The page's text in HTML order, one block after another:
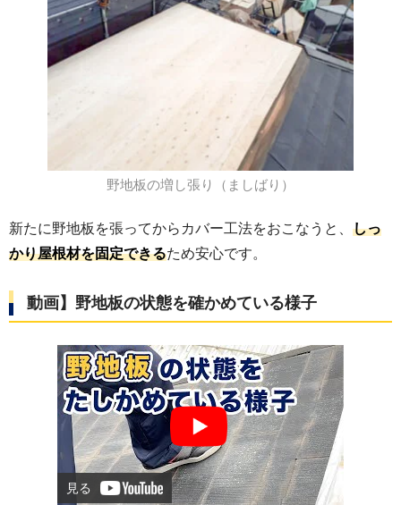
野地板の増し張り（ましばり）
新たに野地板を張ってからカバー工法をおこなうと、 しっ
かり屋根材を固定できるため安心です。
動画】野地板の状態を確かめている様子
見る